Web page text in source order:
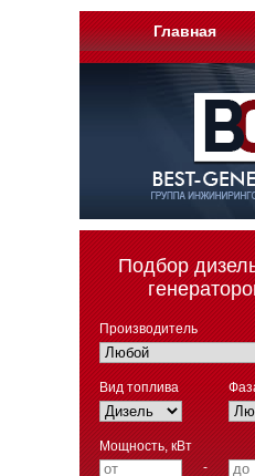
Главная
Подбор
Производитель
Вид топлива
Мощность, кВт
-